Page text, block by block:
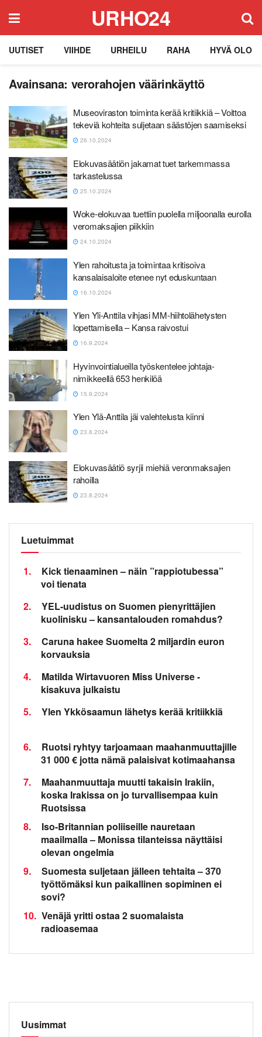
URHO24
UUTISET VIIHDE URHEILU RAHA HYVÄ OLO
Avainsana: verorahojen väärinkäyttö
Museoviraston toiminta kerää kritiikkiä – Voittoa
tekeviä kohteita suljetaan säästöjen saamiseksi
26.10.2024
Elokuvasäätiön jakamat tuet tarkemmassa
tarkastelussa
25.10.2024
Woke-elokuvaa tuettiin puolella miljoonalla eurolla
veromaksajien piikkiin
24.10.2024
Ylen rahoitusta ja toimintaa kritisoiva
kansalaisaloite etenee nyt eduskuntaan
16.10.2024
Ylen Yli-Anttila vihjasi MM-hiihtolähetysten
lopettamisella – Kansa raivostui
16.9.2024
Hyvinvointi­alueilla työskentelee johtaja-
nimikkeellä 653 henkilöä
15.9.2024
Ylen Ylä-Anttila jäi valehtelusta kiinni
23.8.2024
Elokuvasäätiö syrjii miehiä veronmaksajien
rahoilla
23.8.2024
Luetuimmat
1.
Kick tienaaminen – näin ”rappiotubessa”
voi tienata
2.
YEL-uudistus on Suomen pienyrittäjien
kuolinisku – kansantalouden romahdus?
3.
Caruna hakee Suomelta 2 miljardin euron
korvauksia
4.
Matilda Wirtavuoren Miss Universe -
kisakuva julkaistu
5.
Ylen Ykkösaamun lähetys kerää kritiikkiä
6.
Ruotsi ryhtyy tarjoamaan maahanmuuttajille
31 000 € jotta nämä palaisivat kotimaahansa
7.
Maahanmuuttaja muutti takaisin Irakiin,
koska Irakissa on jo turvallisempaa kuin
Ruotsissa
8.
Iso-Britannian poliiseille nauretaan
maailmalla – Monissa tilanteissa näyttäisi
olevan ongelmia
9.
Suomesta suljetaan jälleen tehtaita – 370
työttömäksi kun paikallinen sopiminen ei
sovi?
10. Venäjä yritti ostaa 2 suomalaista
radioasemaa
Uusimmat